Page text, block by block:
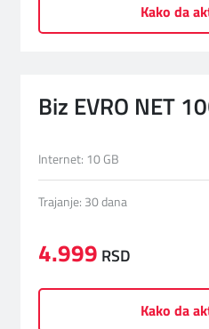
Kako da
Biz EVRO NET
Internet: 10 GB
Trajanje: 30 dana
4.999 RSD
Kako da